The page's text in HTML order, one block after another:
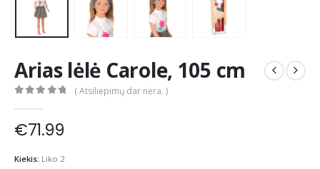
Arias lėlė Carole, 105 cm
( Atsiliepimų dar nėra. )
€71.99
Kiekis: Liko 2